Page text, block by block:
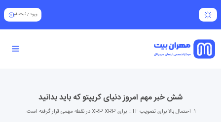
ورود /ثبت نام
شش خبر مهم امروز دنیای کریپتو که باید بدانید
۱. احتمال بالا برای تصویب ETF برای XRP XRP در نقطه مهمی قرار گرفته است.